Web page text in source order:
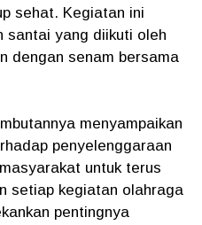
sehat. Kegiatan ini
santai yang diikuti oleh
dengan senam bersama
menyampaikan
penyelenggaraan
untuk terus
setiap kegiatan olahraga
pentingnya